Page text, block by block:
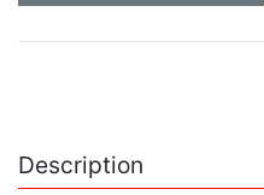
Description